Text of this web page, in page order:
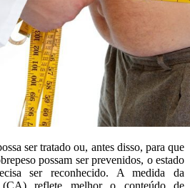
ser tratado ou, antes disso, para que
possam ser prevenidos, o estado
ser reconhecido. A medida da
(CA) reflete melhor o conteúdo de